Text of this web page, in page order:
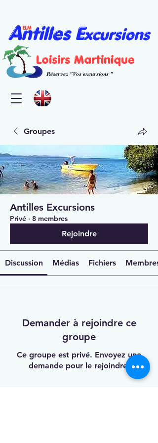
Antilles Excursions
LoisirsMartinique
Réservez "Vos excursions "
ELM
Groupes
Antilles Excursions
Privé · 8 membres
Rejoindre
Discussion Médias Fichiers Membres
Demander à rejoindre ce
groupe
Ce groupe est privé. Envoyez une
demande pour le rejoindre.